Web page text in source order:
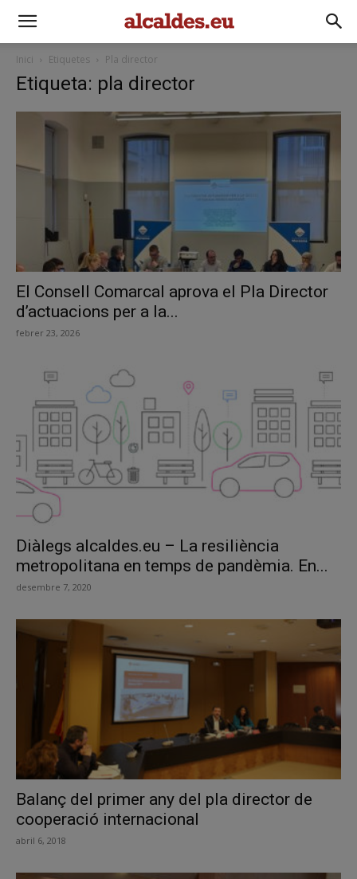
Inici Etiquetes Pla director
Etiqueta: pla director
El Consell Comarcal aprova el Pla Director
d’actuacions per a la...
febrer 23, 2026
Diàlegs alcaldes.eu – La resiliència
metropolitana en temps de pandèmia. En...
desembre 7, 2020
Balanç del primer any del pla director de
cooperació internacional
abril 6, 2018